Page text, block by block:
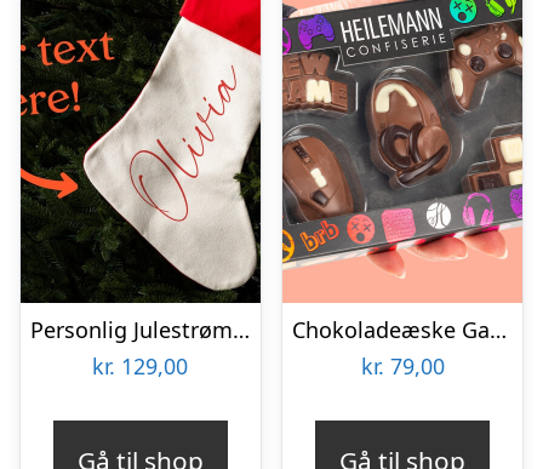
Personlig Julestrømpe med Tekst
kr. 129,00
Gå til shop
Chokoladeæske Gaming
kr. 79,00
Gå til shop